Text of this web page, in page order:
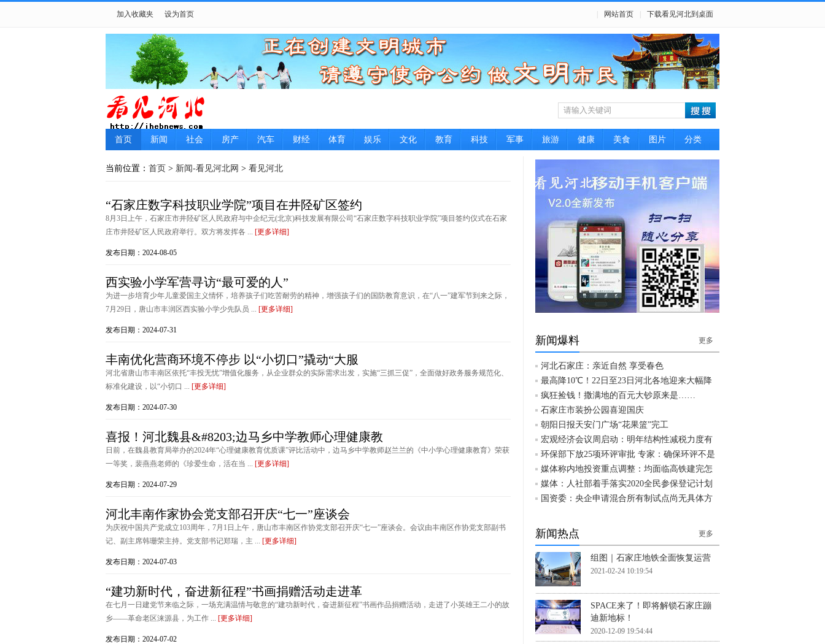
加入收藏夹 设为首页 网站首页 下载看见河北到桌面
首页 新闻 社会 房产 汽车 财经 体育 娱乐 文化 教育 科技 军事 旅游 健康 美食 图片 分类
当前位置： 首页 > 新闻-看见河北网 > 看见河北
“石家庄数字科技职业学院”项目在井陉矿区签约
8月3日上午，石家庄市井陉矿区人民政府与中企纪元(北京)科技发展有限公司“石家庄数字科技职业学院”项目签约仪式在石家
庄市井陉矿区人民政府举行。双方将发挥各 ... [更多详细]
发布日期：2024-08-05
西实验小学军营寻访“最可爱的人”
为进一步培育少年儿童爱国主义情怀，培养孩子们吃苦耐劳的精神，增强孩子们的国防教育意识，在“八一”建军节到来之际，
7月29日，唐山市丰润区西实验小学少先队员 ... [更多详细]
发布日期：2024-07-31
丰南优化营商环境不停步 以“小切口”撬动“大服
河北省唐山市丰南区依托“丰投无忧”增值化服务，从企业群众的实际需求出发，实施“三抓三促”，全面做好政务服务规范化、
标准化建设，以“小切口 ... [更多详细]
发布日期：2024-07-30
喜报！河北魏县&#8203;边马乡中学教师心理健康教
日前，在魏县教育局举办的2024年“心理健康教育优质课”评比活动中，边马乡中学教师赵兰兰的《中小学心理健康教育》荣获
一等奖，裴燕燕老师的《珍爱生命，活在当 ... [更多详细]
发布日期：2024-07-29
河北丰南作家协会党支部召开庆“七一”座谈会
为庆祝中国共产党成立103周年，7月1日上午，唐山市丰南区作协党支部召开庆“七一”座谈会。会议由丰南区作协党支部副书
记、副主席韩珊荣主持。党支部书记郑瑞，主 ... [更多详细]
发布日期：2024-07-03
“建功新时代，奋进新征程”书画捐赠活动走进革
在七月一日建党节来临之际，一场充满温情与敬意的“建功新时代，奋进新征程”书画作品捐赠活动，走进了小英雄王二小的故
乡——革命老区涞源县，为工作 ... [更多详细]
发布日期：2024-07-02
新闻爆料 更多
河北石家庄：亲近自然 享受春色
最高降10℃！22日至23日河北各地迎来大幅降
疯狂捡钱！撒满地的百元大钞原来是……
石家庄市装扮公园喜迎国庆
朝阳日报天安门广场“花果篮”完工
宏观经济会议周启动：明年结构性减税力度有
环保部下放25项环评审批 专家：确保环评不是
媒体称内地投资重点调整：均面临高铁建完怎
媒体：人社部着手落实2020全民参保登记计划
国资委：央企申请混合所有制试点尚无具体方
新闻热点 更多
组图｜石家庄地铁全面恢复运营
2021-02-24 10:19:54
SPACE来了！即将解锁石家庄蹦
迪新地标！
2020-12-09 19:54:44